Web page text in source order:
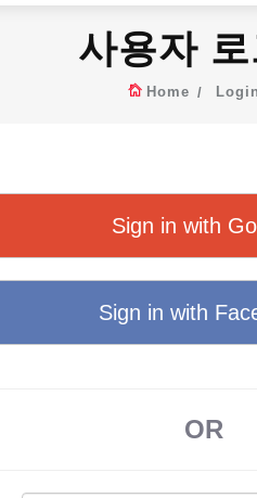
사용자 로
Home Login
Sign in with
Sign in with
OR